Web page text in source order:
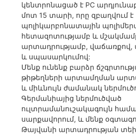
կենտրոնացած է PC
մոտ 15 տարի, որը զբաղվում է
պոլիկարբոնատային
հետազոտությամբ և
արտադրությամբ, վաճառքով,
և սպասարկումով:
Մենք ունենք բարձր
թիթեղների արտամղման
և միևնույն ժամանակ
Գերմանիայից ներմուծված
ուլտրամանուշակագույն
սարքավորում, և մենք
Թայվանի արտադրության